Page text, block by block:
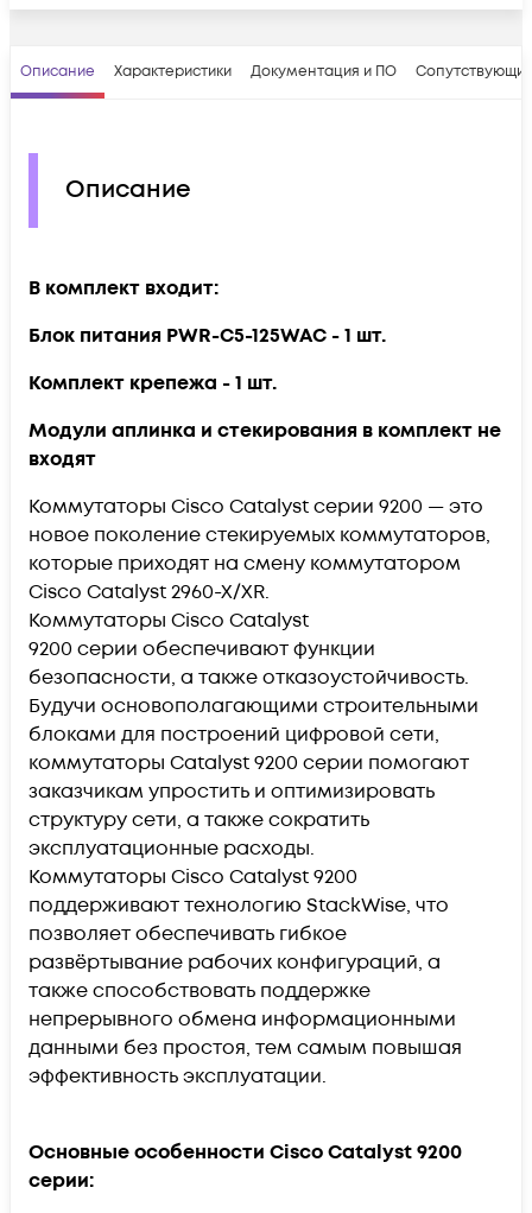
Описание Характеристики Документация и ПО
Описание
В комплект входит:
Блок питания PWR-C5-125WAC - 1 шт.
Комплект крепежа - 1 шт.
Модули аплинка и стекирования в комплект не
входят
Коммутаторы Cisco Catalyst серии 9200 — это
новое поколение стекируемых коммутаторов,
которые приходят на смену коммутатором
Cisco Catalyst 2960-X/XR.
Коммутаторы Cisco Catalyst
9200 серии обеспечивают функции
безопасности, а также отказоустойчивость.
Будучи основополагающими строительными
блоками для построений цифровой сети,
коммутаторы Catalyst 9200 серии помогают
заказчикам упростить и оптимизировать
структуру сети, а также сократить
эксплуатационные расходы.
Коммутаторы Cisco Catalyst 9200
поддерживают технологию StackWise, что
позволяет обеспечивать гибкое
развёртывание рабочих конфигураций, а
также способствовать поддержке
непрерывного обмена информационными
данными без простоя, тем самым повышая
эффективность эксплуатации.
Основные особенности Cisco Catalyst 9200
серии: